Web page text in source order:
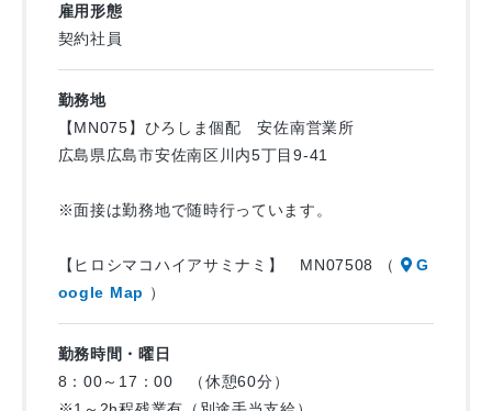
楽しくコミュニケーションを取りながら働けます！
◆8時～17時の日勤のみ！土日休み！
ご家族との時間がしっかり取れますよ♪
□□───入社支度金支給───□□
8月末までに入社される方限定！！
□□─────────────□□
▼8：00～ 出勤、朝礼、車両の点検
アルコールチェック、点呼、
午前中 各個人宅への配送（約30件）
配送完了後、帰社。空箱の片付け、
事務所への点呼、翌週の注文書の提出
業務終了
雇用形態
契約社員
勤務地
【MN075】ひろしま個配 安佐南営業所
広島県広島市安佐南区川内5丁目9-41
※面接は勤務地で随時行っています。
【ヒロシマコハイアサミナミ】 MN07508 （
G
oogle Map ）
勤務時間・曜日
8：00～17：00 （休憩60分）